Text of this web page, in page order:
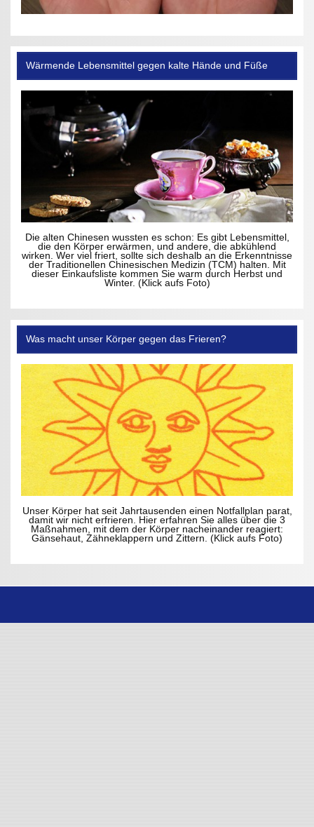
Wärmende Lebensmittel gegen kalte Hände und Füße
Die alten Chinesen wussten es schon: Es gibt Lebensmittel,
die den Körper erwärmen, und andere, die abkühlend
wirken. Wer viel friert, sollte sich deshalb an die Erkenntnisse
der Traditionellen Chinesischen Medizin (TCM) halten. Mit
dieser Einkaufsliste kommen Sie warm durch Herbst und
Winter. (Klick aufs Foto)
Was macht unser Körper gegen das Frieren?
Unser Körper hat seit Jahrtausenden einen Notfallplan parat,
damit wir nicht erfrieren. Hier erfahren Sie alles über die 3
Maßnahmen, mit dem der Körper nacheinander reagiert:
Gänsehaut, Zähneklappern und Zittern. (Klick aufs Foto)